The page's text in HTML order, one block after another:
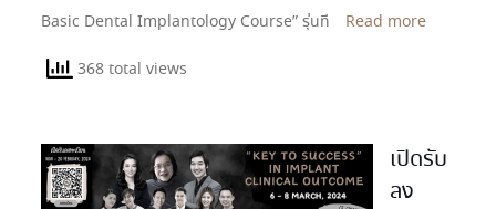
Basic Dental Implantology Course” รุ่นที
Read more
368 total views
เปิดรับ
ลง